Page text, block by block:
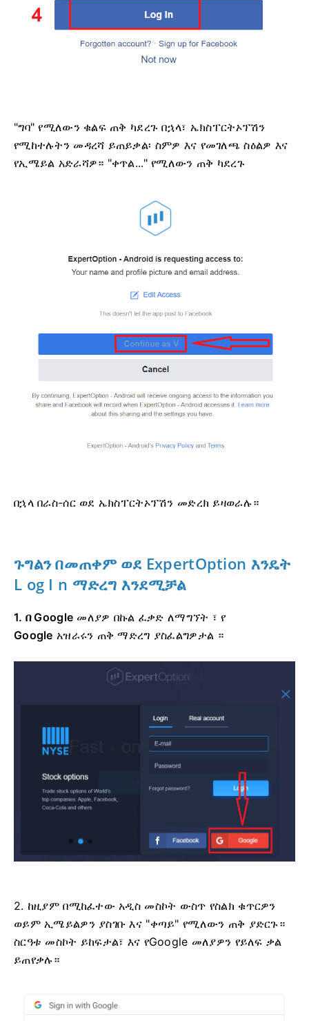
"ግባ" የሚለውን ቁልፍ ጠቅ ካደረጉ በኋላ፣ ኤክስፐርትኦፕሽን
የሚከተሉትን መዳረሻ ይጠይቃል፡ ስምዎ እና የመገለጫ ስዕልዎ እና
የኢሜይል አድራሻዎ። "ቀጥል..." የሚለውን ጠቅ ካደረጉ
በኋላ በራስ-ሰር ወደ ኤክስፐርትኦፕሽን መድረክ ይዛወራሉ።
ጉግልን በመጠቀም ወደ ExpertOption እንዴት
L og I n ማድረግ እንደሚቻል
1. በ Google መለያዎ በኩል ፈቃድ ለማግኘት ፣ የ
Google አዝራሩን ጠቅ ማድረግ ያስፈልግዎታል ።
2. ከዚያም በሚከፈተው አዲስ መስኮት ውስጥ የስልክ ቁጥርዎን
ወይም ኢሜይልዎን ያስገቡ እና "ቀጣይ" የሚለውን ጠቅ ያድርጉ።
ስርዓቱ መስኮት ይከፍታል፣ እና የGoogle መለያዎን የይለፍ ቃል
ይጠየቃሉ።